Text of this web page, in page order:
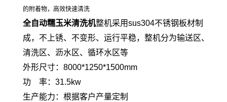
的附着物，高效快速清洗
全自动糯玉米清洗机整机采用sus304不锈钢板材制
成，不上锈、不变形、运行平稳，整机分为输送区、
清洗区、沥水区、循环水区等
外形尺寸：8000*1250*1500mm
功 率：31.5kw
生产能力：根据客户产量定制